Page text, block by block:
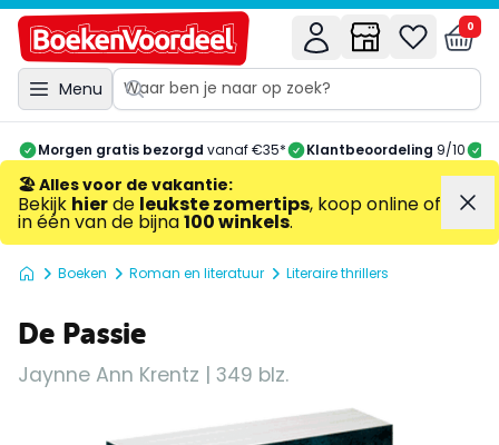
Menu
0
Morgen gratis bezorgd vanaf €35* Klantbeoordeling 9/10
🏖️ Alles voor de vakantie:
Bekijk hierde leukste zomertips, koop online of
in één van de bijna100 winkels.
Boeken Roman en literatuur Literaire thrillers
De Passie
Jaynne Ann Krentz | 349 blz.